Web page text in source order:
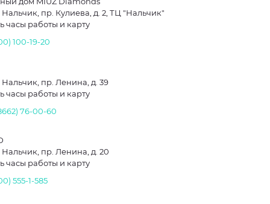
Нальчик, пр. Кулиева, д. 2, ТЦ "Нальчик"
часы работы и карту
100-19-20
Нальчик, пр. Ленина, д. 39
часы работы и карту
76-00-60
Нальчик, пр. Ленина, д. 20
часы работы и карту
555-1-585